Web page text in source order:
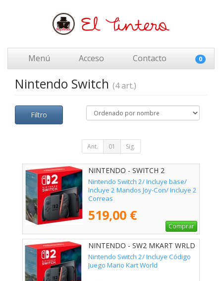
Menú Acceso Contacto 0
Nintendo Switch (4 art.)
Filtro
Ant. 01 Sig.
NINTENDO - SWITCH 2
Nintendo Switch 2/ Incluye base/
Incluye 2 Mandos Joy-Con/ Incluye 2
Correas
519,00 €
Comprar
NINTENDO - SW2 MKART WRLD
Nintendo Switch 2/ Incluye Código
Juego Mario Kart World